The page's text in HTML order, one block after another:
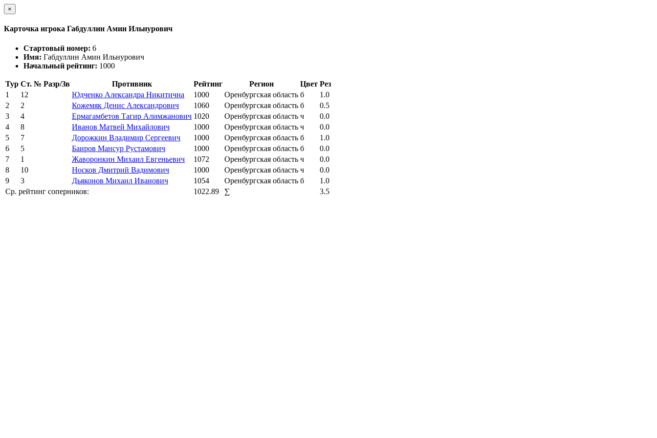
×
Карточка игрока Габдуллин Амин Ильнурович
Стартовый номер: 6
Имя: Габдуллин Амин Ильнурович
Начальный рейтинг: 1000
Тур Ст. № Разр/Зв Противник Рейтинг Регион Цвет Рез
1
12 Юдченко Александра Никитична 1000 Оренбургская область б
1.0
2
2 Кожемяк Денис Александрович 1060 Оренбургская область б
0.5
3
4 Ермагамбетов Тагир Алимжанович 1020 Оренбургская область ч
0.0
4
8 Иванов Матвей Михайлович 1000 Оренбургская область ч
0.0
5
7 Дорожкин Владимир Сергеевич 1000 Оренбургская область б
1.0
6
5 Баиров Мансур Рустамович 1000 Оренбургская область б
0.0
7
1 Жаворонкин Михаил Евгеньевич 1072 Оренбургская область ч
0.0
8
10 Носков Дмитрий Вадимович 1000 Оренбургская область ч
0.0
9
3 Дьяконов Михаил Иванович 1054 Оренбургская область б
1.0
Ср. рейтинг соперников:
1022.89 ∑ 3.5